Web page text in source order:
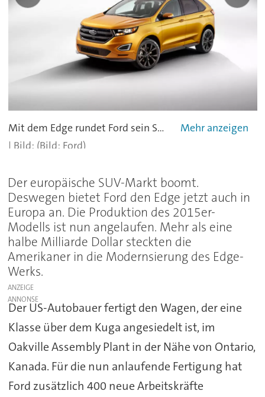
Mit dem Edge rundet Ford sein SUV-Angebot in Europa nach oben ab. - alle
(Bild: Ford)
Der europäische SUV-Markt boomt.
Deswegen bietet Ford den Edge jetzt auch in
Europa an. Die Produktion des 2015er-
Modells ist nun angelaufen. Mehr als eine
halbe Milliarde Dollar steckten die
Amerikaner in die Modernsierung des Edge-
Werks.
ANZEIGE
Der US-Autobauer fertigt den Wagen, der eine
Klasse über dem Kuga angesiedelt ist, im
Oakville Assembly Plant in der Nähe von Ontario,
Kanada. Für die nun anlaufende Fertigung hat
Ford zusätzlich 400 neue Arbeitskräfte